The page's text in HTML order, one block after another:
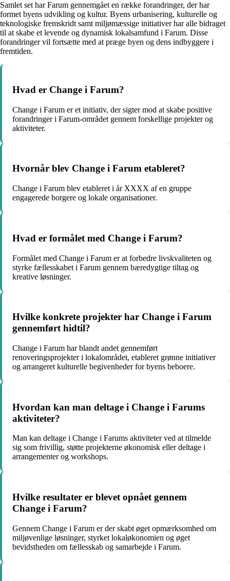
Samlet set har Farum gennemgået en række forandringer, der har
formet byens udvikling og kultur. Byens urbanisering, kulturelle og
teknologiske fremskridt samt miljømæssige initiativer har alle bidraget
til at skabe et levende og dynamisk lokalsamfund i Farum. Disse
forandringer vil fortsætte med at præge byen og dens indbyggere i
fremtiden.
Hvad er Change i Farum?
Change i Farum er et initiativ, der sigter mod at skabe positive
forandringer i Farum-området gennem forskellige projekter og
aktiviteter.
Hvornår blev Change i Farum etableret?
Change i Farum blev etableret i år XXXX af en gruppe
engagerede borgere og lokale organisationer.
Hvad er formålet med Change i Farum?
Formålet med Change i Farum er at forbedre livskvaliteten og
styrke fællesskabet i Farum gennem bæredygtige tiltag og
kreative løsninger.
Hvilke konkrete projekter har Change i Farum
gennemført hidtil?
Change i Farum har blandt andet gennemført
renoveringsprojekter i lokalområdet, etableret grønne initiativer
og arrangeret kulturelle begivenheder for byens beboere.
Hvordan kan man deltage i Change i Farums
aktiviteter?
Man kan deltage i Change i Farums aktiviteter ved at tilmelde
sig som frivillig, støtte projekterne økonomisk eller deltage i
arrangementer og workshops.
Hvilke resultater er blevet opnået gennem
Change i Farum?
Gennem Change i Farum er der skabt øget opmærksomhed om
miljøvenlige løsninger, styrket lokaløkonomien og øget
bevidstheden om fællesskab og samarbejde i Farum.